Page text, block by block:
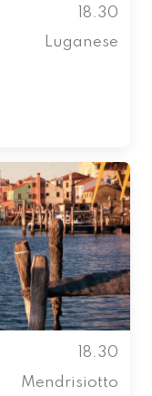
18.30
Luganese
18.30
Mendrisiotto